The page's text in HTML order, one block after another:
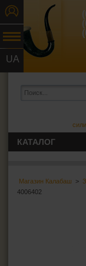
UA
Магазин Калабаш >
4006402
КАТАЛОГ